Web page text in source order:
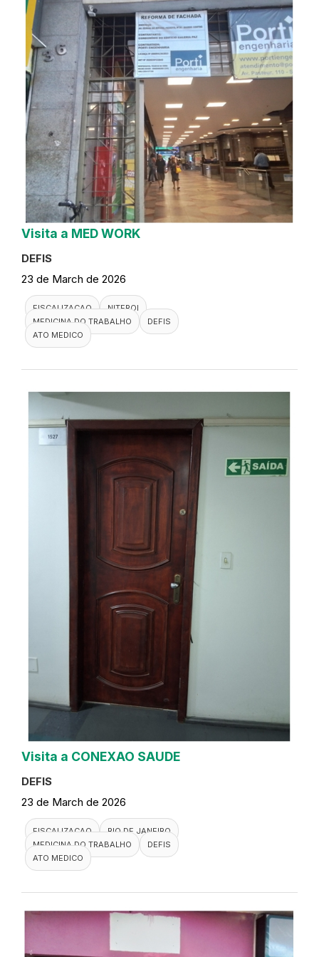
Visita a MED WORK
DEFIS
23 de March de 2026
FISCALIZACAO
NITEROI
MEDICINA DO TRABALHO
DEFIS
ATO MEDICO
Visita a CONEXAO SAUDE
DEFIS
23 de March de 2026
FISCALIZACAO
RIO DE JANEIRO
MEDICINA DO TRABALHO
DEFIS
ATO MEDICO